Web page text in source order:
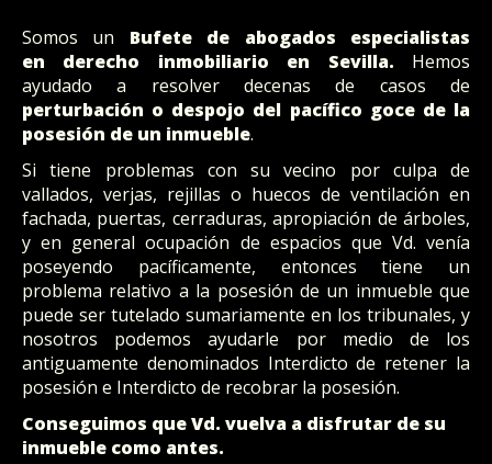
Somos un Bufete de abogados
especialistas
en derecho inmobiliario en Sevilla. Hemos
ayudado a resolver decenas de casos de
perturbación o despojo del pacífico goce de la
posesión de un inmueble.
Si tiene problemas con su vecino por culpa de
vallados, verjas, rejillas o huecos de ventilación en
fachada, puertas, cerraduras, apropiación de árboles,
y en general ocupación de espacios que Vd. venía
poseyendo pacíficamente, entonces tiene un
problema relativo a la posesión de un inmueble que
puede ser tutelado sumariamente en los tribunales, y
nosotros podemos ayudarle por medio de los
antiguamente denominados Interdicto de retener la
posesión e Interdicto de recobrar la posesión.
Conseguimos que Vd. vuelva a disfrutar de su
inmueble como antes.